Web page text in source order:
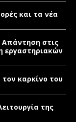
και τα νέα
Απάντηση στις
εργαστηριακών
τον καρκίνο του
της